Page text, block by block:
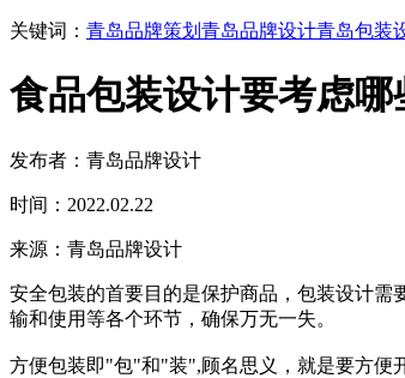
关键词： 青岛品牌策划 青岛品牌设计青岛包装
食品包装设计要考虑哪
发布者：青岛品牌设计
时间：2022.02.22
来源：青岛品牌设计
安全包装的首要目的是保护商品，包装设计
输和使用等各个环节，确保万无一失。
方便包装即"包"和"装",顾名思义，就是要方便